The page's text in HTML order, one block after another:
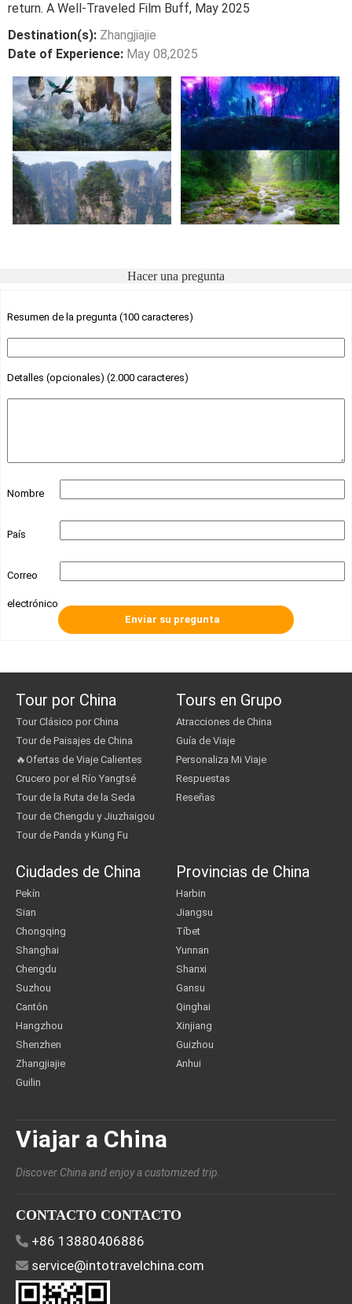
return. A Well-Traveled Film Buff, May 2025
Destination(s): Zhangjiajie
Date of Experience: May 08,2025
Hacer una pregunta
Resumen de la pregunta (100 caracteres)
Detalles (opcionales) (2.000 caracteres)
Nombre
País
Correo
electrónico
Tour por China
Tour Clásico por China
Tour de Paisajes de China
🔥Ofertas de Viaje Calientes
Crucero por el Río Yangtsé
Tour de la Ruta de la Seda
Tour de Chengdu y Jiuzhaigou
Tour de Panda y Kung Fu
Tours en Grupo
Atracciones de China
Guía de Viaje
Personaliza Mi Viaje
Respuestas
Reseñas
Ciudades de China
Pekín
Sian
Chongqing
Shanghai
Chengdu
Suzhou
Cantón
Hangzhou
Shenzhen
Zhangjiajie
Guilin
Provincias de China
Harbin
Jiangsu
Tíbet
Yunnan
Shanxi
Gansu
Qinghai
Xinjiang
Guizhou
Anhui
Viajar a China
Discover China and enjoy a customized trip.
CONTACTO CONTACTO
+86 13880406886
service@intotravelchina.com